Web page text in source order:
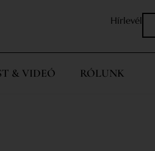
Hírlevél
& VIDEÓ RÓLUNK